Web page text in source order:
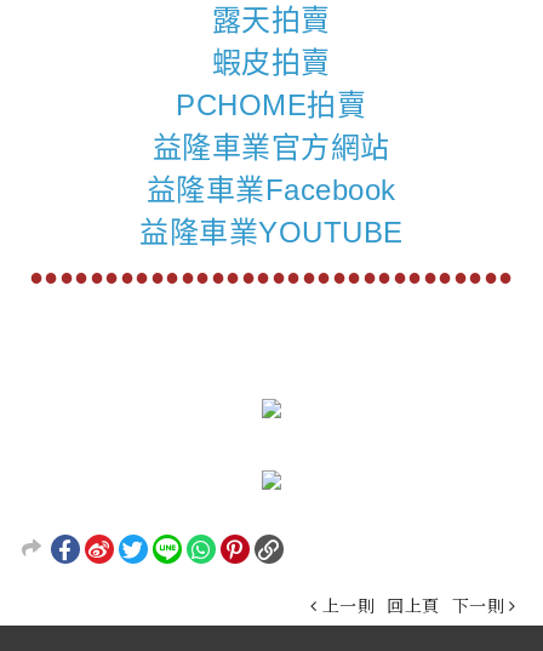
露天拍賣
蝦皮拍賣
PCHOME拍賣
益隆車業官方網站
益隆車業Facebook
益隆車業YOUTUBE
●●●●●●●●●●●●●●●●●●●●●●●●●●●●●●●●
上一則 回上頁 下一則